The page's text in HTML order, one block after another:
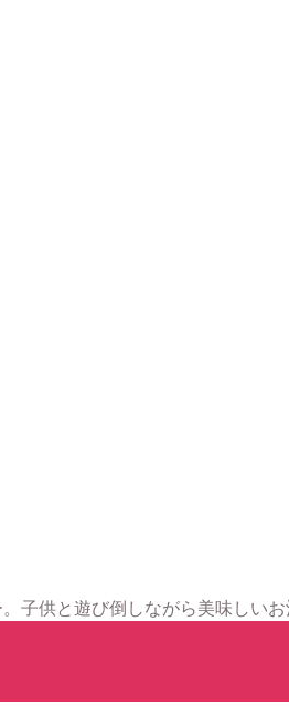
子供と遊び倒しながら美味しい